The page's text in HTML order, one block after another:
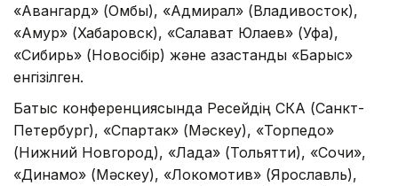
«Авангард» (Омбы), «Адмирал» (Владивосток),
«Амур» (Хабаровск), «Салават Юлаев» (Уфа),
«Сибирь» (Новосібір) және қазақстандық «Барыс»
енгізілген.
Батыс конференциясында Ресейдің СКА (Санкт-
Петербург), «Спартак» (Мәскеу), «Торпедо»
(Нижний Новгород), «Лада» (Тольятти), «Сочи»,
«Динамо» (Мәскеу), «Локомотив» (Ярославль),